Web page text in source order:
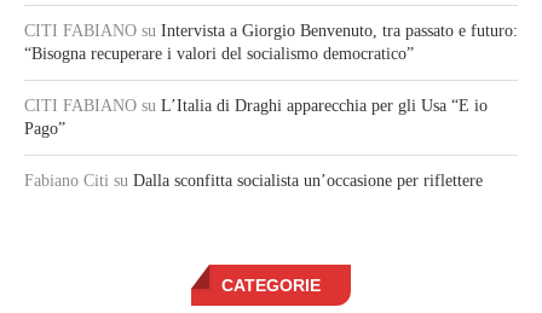
CITI FABIANO su Intervista a Giorgio Benvenuto, tra passato e futuro:
“Bisogna recuperare i valori del socialismo democratico”
CITI FABIANO su L’Italia di Draghi apparecchia per gli Usa “E io
Pago”
Fabiano Citi su Dalla sconfitta socialista un’occasione per riflettere
CATEGORIE